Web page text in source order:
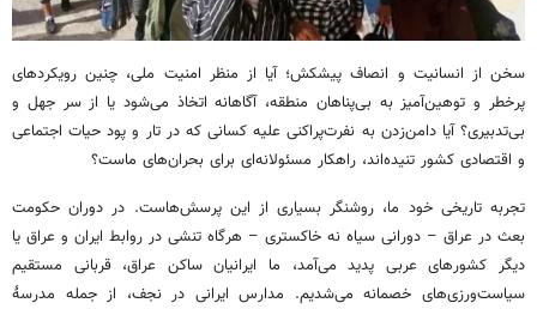
سخن از انسانیت و انصاف پیشکش؛ آیا از منظر امنیت ملی، چنین رویکردهای
پرخطر و توهین‌آمیز به بی‌پناهان منطقه، آگاهانه اتخاذ می‌شود یا از سر جهل و
بی‌تدبیری؟ آیا دامن‌زدن به نفرت‌پراکنی علیه کسانی که در تار و پود حیات اجتماعی
و اقتصادی کشور تنیده‌اند، راهکار مسئولانه‌ای برای بحران‌های ماست؟
تجربه تاریخی خود ما، روشنگر بسیاری از این پرسش‌هاست. در دوران حکومت
بعث در عراق – دورانی سیاه نه خاکستری – هرگاه تنشی در روابط ایران و عراق یا
دیگر کشورهای عربی پدید می‌آمد، ما ایرانیان ساکن عراق، قربانی مستقیم
سیاست‌ورزی‌های خصمانه می‌شدیم. مدارس ایرانی در نجف، از جمله مدرسهٔ